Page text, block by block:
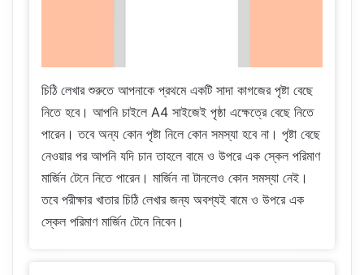
চিঠি লেখার শুরুতে আপনাকে প্রথমে একটি সাদা কাগজের পৃষ্টা বেছে
নিতে হবে। আপনি চাইলে A4 সাইজেই পৃষ্ঠা এক্ষেত্রে বেছে নিতে
পারেন। তবে অন্য কোন পৃষ্টা নিলে কোন সমস্যা হবে না। পৃষ্টা বেছে
নেওয়ার পর আপনি যদি চান তাহলে বামে ও উপরে এক স্কেল পরিমাণ
মার্জিন টেনে নিতে পারেন। মার্জিন না টানলেও কোন সমস্যা নেই।
তবে পরীক্ষার খাতার চিঠি লেখার জন্য অবশ্যই বামে ও উপরে এক
স্কেল পরিমাণ মার্জিন টেনে নিবেন।